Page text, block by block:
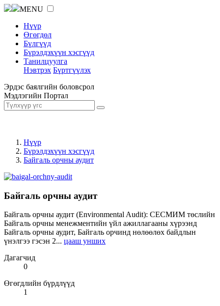
MENU
Нүүр
Өгөгдөл
Бүлгүүд
Бүрэлдэхүүн хэсгүүд
Танилцуулга
Нэвтрэх Бүртгүүлэх
Эрдэс баялгийн боловсрол
Мэдлэгийн Портал
Нүүр
Бүрэлдэхүүн хэсгүүд
Байгаль орчны аудит
Байгаль орчны аудит
Байгаль орчны аудит (Environmental Audit): СЕСМИМ төслийн
Байгаль орчны менежментийн үйл ажиллагааны хүрээнд
Байгаль орчны аудит, Байгаль орчинд нөлөөлөх байдлын
үнэлгээ гэсэн 2... цааш унших
Дагагчид
0
Өгөгдлийн бүрдлүүд
1